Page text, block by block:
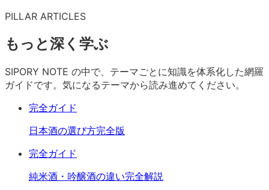
PILLAR ARTICLES
もっと深く学ぶ
SIPORY NOTE の中で、テーマごとに知識を体系化した網羅
ガイドです。気になるテーマから読み進めてください。
完全ガイド
日本酒の選び方完全版
完全ガイド
純米酒・吟醸酒の違い完全解説